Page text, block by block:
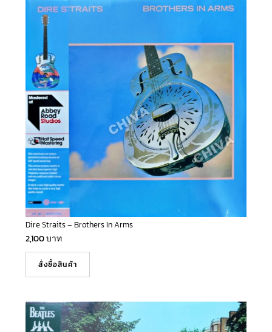
Dire Straits – Brothers In Arms
2,100บาท
สั่งซื้อสินค้า